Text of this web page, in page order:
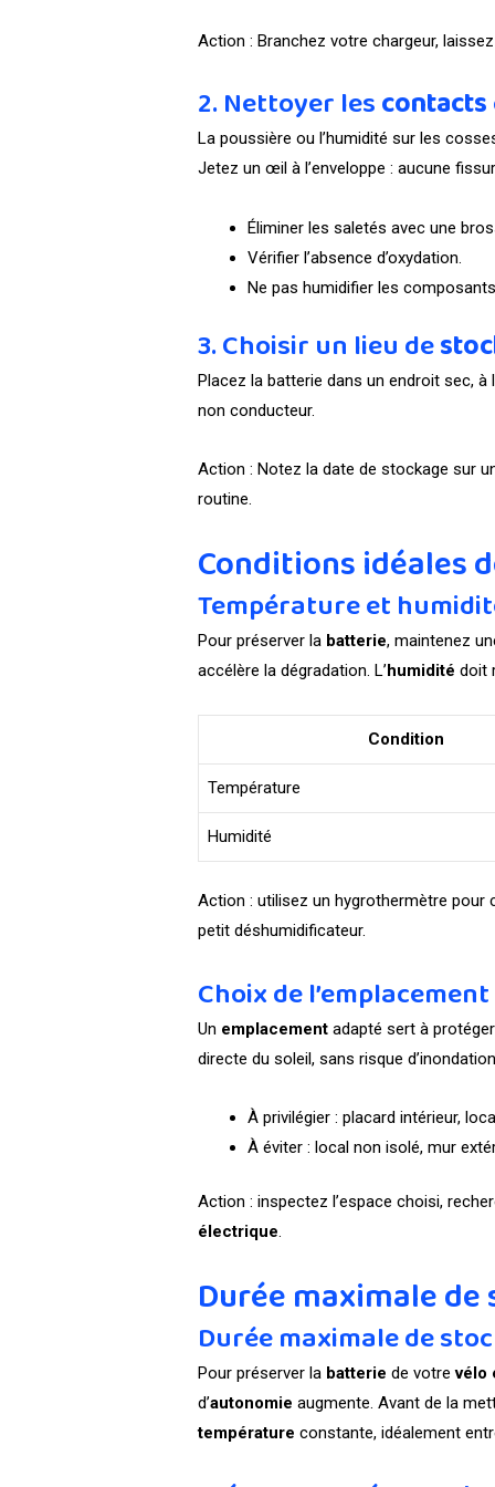
Action : Branchez votre chargeur,
2. Nettoyer lescontacts
La poussière ou l’humidité sur les
Jetez un œil à l’enveloppe : aucune
Éliminer les saletés avec une
Vérifier l’absence d’oxydation.
Ne pas humidifier les
3. Choisir un lieu de
Placez la batterie dans un endroit sec, à
non conducteur.
Action : Notez la date de stockage sur
routine.
Conditions idéales
Température et
Pour préserver la batterie, maintenez
accélère la dégradation. L’humidité doit
Condition
Température
Humidité
Action : utilisez un hygrothermètre pour
petit déshumidificateur.
Choix de l’emplacement
Un emplacement adapté sert à
directe du soleil, sans risque
À privilégier : placard intérieur,
À éviter : local non isolé, mur
Action : inspectez l’espace choisi,
électrique.
Durée maximale
Durée maximale de
Pour préserver la batterie de votrevélo
d’autonomie augmente. Avant de la
température constante, idéalement